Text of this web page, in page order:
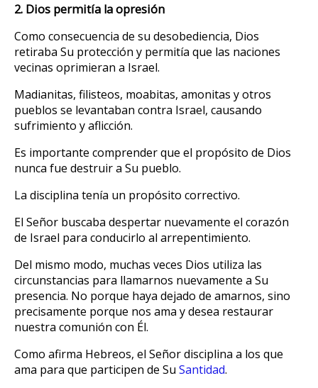
2. Dios permitía la opresión
Como consecuencia de su desobediencia, Dios
retiraba Su protección y permitía que las naciones
vecinas oprimieran a Israel.
Madianitas, filisteos, moabitas, amonitas y otros
pueblos se levantaban contra Israel, causando
sufrimiento y aflicción.
Es importante comprender que el propósito de Dios
nunca fue destruir a Su pueblo.
La disciplina tenía un propósito correctivo.
El Señor buscaba despertar nuevamente el corazón
de Israel para conducirlo al arrepentimiento.
Del mismo modo, muchas veces Dios utiliza las
circunstancias para llamarnos nuevamente a Su
presencia. No porque haya dejado de amarnos, sino
precisamente porque nos ama y desea restaurar
nuestra comunión con Él.
Como afirma Hebreos, el Señor disciplina a los que
ama para que participen de Su Santidad.